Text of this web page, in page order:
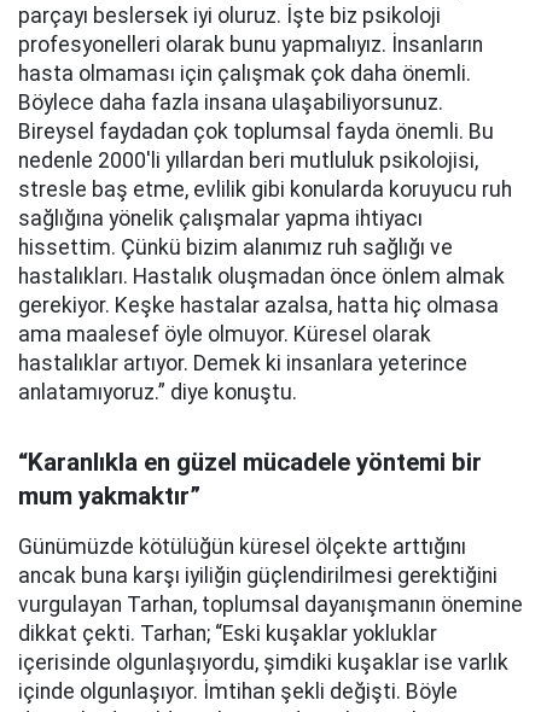
parçayı beslersek iyi oluruz. İşte biz psikoloji
profesyonelleri olarak bunu yapmalıyız. İnsanların
hasta olmaması için çalışmak çok daha önemli.
Böylece daha fazla insana ulaşabiliyorsunuz.
Bireysel faydadan çok toplumsal fayda önemli. Bu
nedenle 2000'li yıllardan beri mutluluk psikolojisi,
stresle baş etme, evlilik gibi konularda koruyucu ruh
sağlığına yönelik çalışmalar yapma ihtiyacı
hissettim. Çünkü bizim alanımız ruh sağlığı ve
hastalıkları. Hastalık oluşmadan önce önlem almak
gerekiyor. Keşke hastalar azalsa, hatta hiç olmasa
ama maalesef öyle olmuyor. Küresel olarak
hastalıklar artıyor. Demek ki insanlara yeterince
anlatamıyoruz.” diye konuştu.
“Karanlıkla en güzel mücadele yöntemi bir
mum yakmaktır”
Günümüzde kötülüğün küresel ölçekte arttığını
ancak buna karşı iyiliğin güçlendirilmesi gerektiğini
vurgulayan Tarhan, toplumsal dayanışmanın önemine
dikkat çekti. Tarhan; “Eski kuşaklar yokluklar
içerisinde olgunlaşıyordu, şimdiki kuşaklar ise varlık
içinde olgunlaşıyor. İmtihan şekli değişti. Böyle